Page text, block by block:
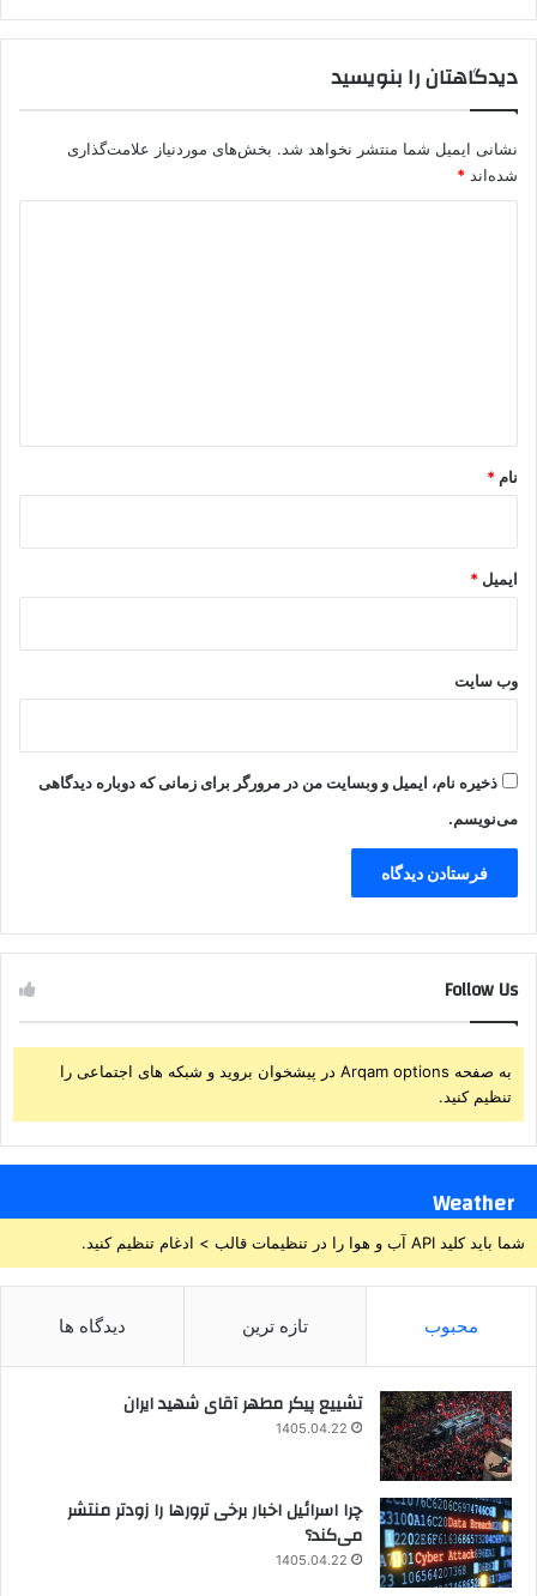
دیدگاهتان را بنویسید
نشانی ایمیل شما منتشر نخواهد شد. بخش‌های موردنیاز علامت‌گذاری
شده‌اند *
نام *
ایمیل *
وب‌ سایت
ذخیره نام، ایمیل و وبسایت من در مرورگر برای زمانی که دوباره دیدگاهی
می‌نویسم.
Follow Us
به صفحه Arqam options در پیشخوان بروید و شبکه های اجتماعی را
تنظیم کنید.
Weather
شما باید کلید API آب و هوا را در تنظیمات قالب > ادغام تنظیم کنید.
محبوب تازه ترین دیدگاه ها
تشییع پیکر مطهر آقای شهید ایران
1405.04.22
چرا اسرائیل اخبار برخی ترورها را زودتر منتشر
می‌کند؟
1405.04.22